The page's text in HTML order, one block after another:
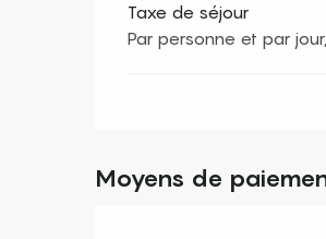
Taxe de séjour
Par personne et par
Moyens de